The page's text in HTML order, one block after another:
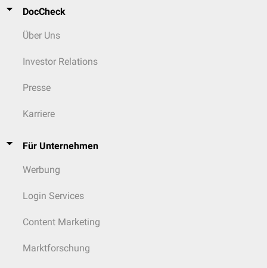
DocCheck
Über Uns
Investor Relations
Presse
Karriere
Für Unternehmen
Werbung
Login Services
Content Marketing
Marktforschung